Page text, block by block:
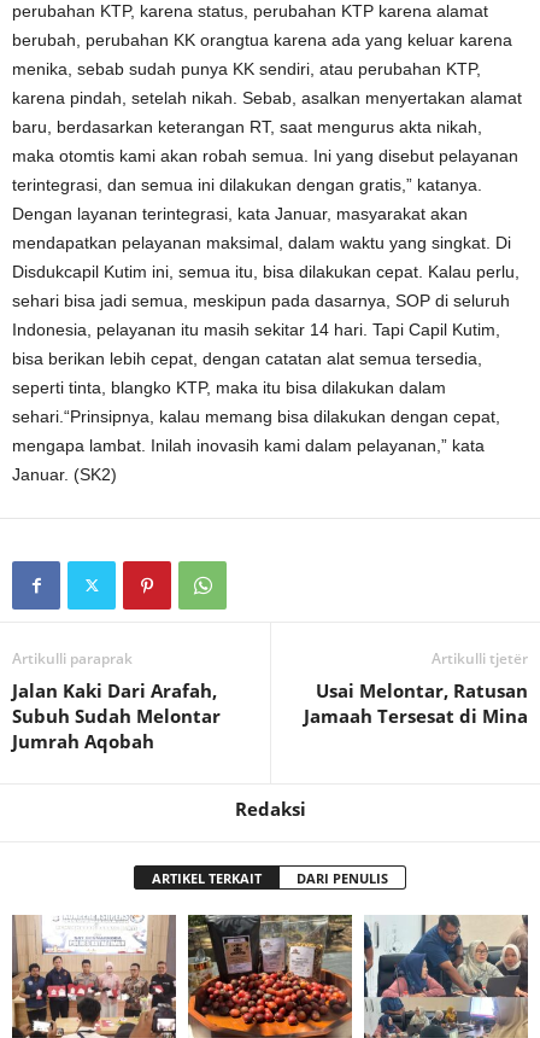
perubahan KTP, karena status, perubahan KTP karena alamat
berubah, perubahan KK orangtua karena ada yang keluar karena
menika, sebab sudah punya KK sendiri, atau perubahan KTP,
karena pindah, setelah nikah. Sebab, asalkan menyertakan alamat
baru, berdasarkan keterangan RT, saat mengurus akta nikah,
maka otomtis kami akan robah semua. Ini yang disebut pelayanan
terintegrasi, dan semua ini dilakukan dengan gratis,” katanya.
Dengan layanan terintegrasi, kata Januar, masyarakat akan
mendapatkan pelayanan maksimal, dalam waktu yang singkat. Di
Disdukcapil Kutim ini, semua itu, bisa dilakukan cepat. Kalau perlu,
sehari bisa jadi semua, meskipun pada dasarnya, SOP di seluruh
Indonesia, pelayanan itu masih sekitar 14 hari. Tapi Capil Kutim,
bisa berikan lebih cepat, dengan catatan alat semua tersedia,
seperti tinta, blangko KTP, maka itu bisa dilakukan dalam
sehari.“Prinsipnya, kalau memang bisa dilakukan dengan cepat,
mengapa lambat. Inilah inovasih kami dalam pelayanan,” kata
Januar. (SK2)
Artikulli paraprak
Jalan Kaki Dari Arafah,
Subuh Sudah Melontar
Jumrah Aqobah
Artikulli tjetër
Usai Melontar, Ratusan
Jamaah Tersesat di Mina
Redaksi
ARTIKEL TERKAIT DARI PENULIS